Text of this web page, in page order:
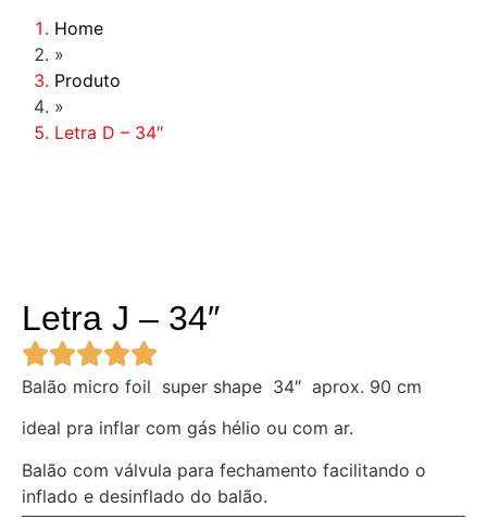
Home
»
Produto
»
Letra D – 34″
Letra J – 34″
Balão micro foil super shape 34″ aprox. 90 cm
ideal pra inflar com gás hélio ou com ar.
Balão com válvula para fechamento facilitando o
inflado e desinflado do balão.